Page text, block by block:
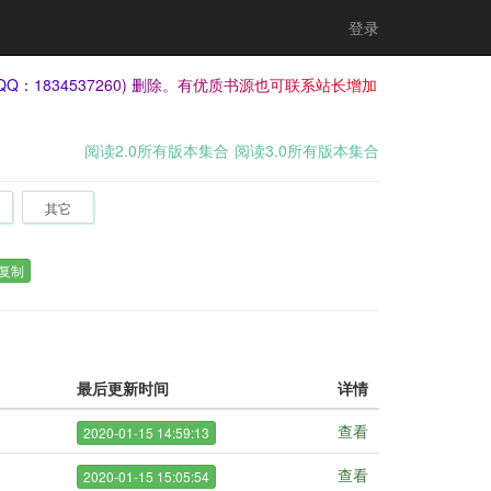
登录
：1834537260) 删除。有优质书源也可联系站长增加
阅读2.0所有版本集合 阅读3.0所有版本集合
其它
制
最后更新时间 详情
2020-01-15 14:59:13 查看
2020-01-15 15:05:54 查看